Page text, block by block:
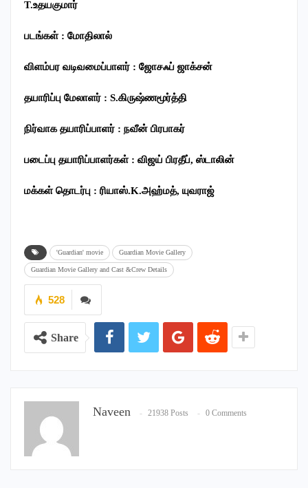
T.உதயகுமார்
படங்கள் : மோதிலால்
விளம்பர வடிவமைப்பாளர் : ஜோசஃப் ஜாக்சன்
தயாரிப்பு மேலாளர் : S.கிருஷ்ணமூர்த்தி
நிர்வாக தயாரிப்பாளர் : நவீன் பிரபாகர்
படைப்பு தயாரிப்பாளர்கள் : விஜய் பிரதீப், ஸ்டாலின்
மக்கள் தொடர்பு : ரியாஸ்.K.அஹ்மத், யுவராஜ்
'Guardian' movie Guardian Movie Gallery
Guardian Movie Gallery and Cast &Crew Details
528
Share
Naveen 21938 Posts 0 Comments